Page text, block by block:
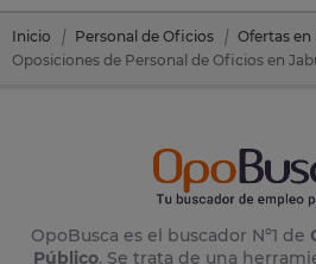
Inicio Personal de Oficios
Ofertas en
OpoBusca es el buscador Nº1 de
Público. Se trata de una